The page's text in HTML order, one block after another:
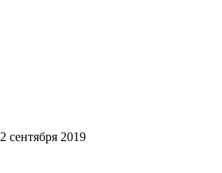
2 сентября 2019